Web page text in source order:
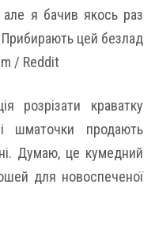
але я бачив якось раз
Прибирають цей безлад
/ Reddit
розрізати краватку
шматочки продають
Думаю, це кумедний
для новоспеченої